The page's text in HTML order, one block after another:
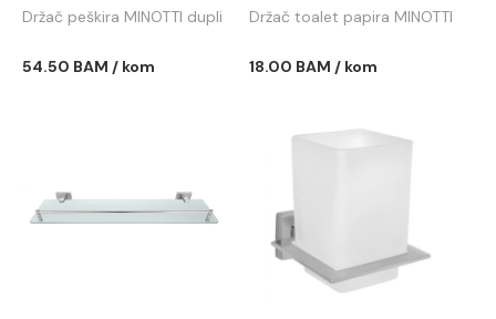
Držač peškira MINOTTI dupli
54.50 BAM / kom
Držač toalet papira MINOTTI
18.00 BAM / kom